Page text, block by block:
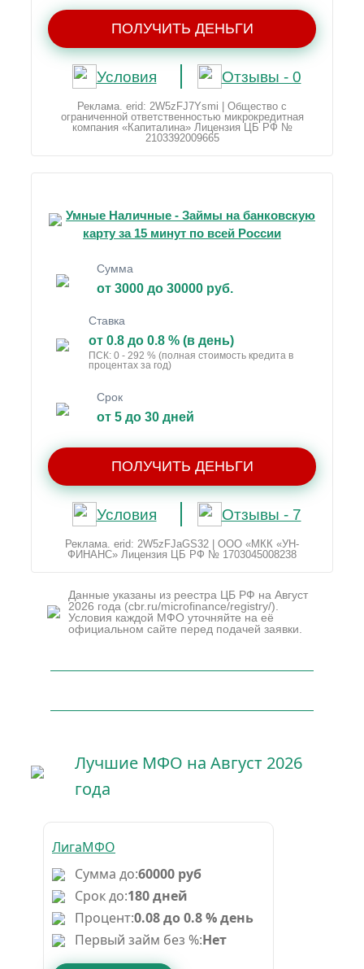
ПОЛУЧИТЬ ДЕНЬГИ
Условия Отзывы - 0
Реклама. erid: 2W5zFJ7Ysmi | Общество с
ограниченной ответственностью микрокредитная
компания «Капиталина» Лицензия ЦБ РФ №
2103392009665
Умные Наличные - Займы на банковскую
карту за 15 минут по всей России
Сумма
от 3000 до 30000 руб.
Ставка
от 0.8 до 0.8 % (в день)
ПСК: 0 - 292 % (полная стоимость кредита в
процентах за год)
Срок
от 5 до 30 дней
ПОЛУЧИТЬ ДЕНЬГИ
Условия Отзывы - 7
Реклама. erid: 2W5zFJaGS32 | ООО «МКК «УН-
ФИНАНС» Лицензия ЦБ РФ № 1703045008238
Данные указаны из реестра ЦБ РФ на Август
2026 года (cbr.ru/microfinance/registry/).
Условия каждой МФО уточняйте на её
официальном сайте перед подачей заявки.
Лучшие МФО на Август 2026
года
ЛигаМФО
Сумма до:60000 руб
Срок до:180 дней
Процент:0.08 до 0.8 % день
Первый займ без %:Нет